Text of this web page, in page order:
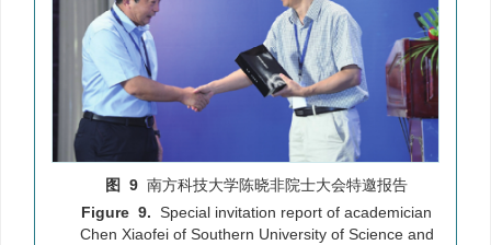
图 9 南方科技大学陈晓非院士大会特邀报告
Figure 9. Special invitation report of academician
Chen Xiaofei of Southern University of Science and